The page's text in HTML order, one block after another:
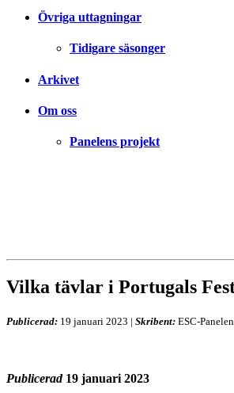
Övriga uttagningar
Tidigare säsonger
Arkivet
Om oss
Panelens projekt
Vilka tävlar i Portugals
Publicerad: 19 januari 2023 | Skribent: ESC-Panelen
Publicerad 19 januari 2023